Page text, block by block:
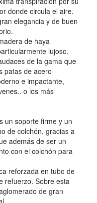
donde circula el aire.
elegancia y de buen
de haya
lujoso.
de la gama que
patas de acero
e impactante,
o los más
un soporte firme y un
de colchón, gracias a
además de ser un
con el colchón para
reforzada en tubo de
refuerzo. Sobre esta
de gran